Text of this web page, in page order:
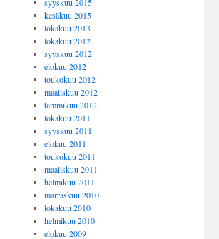
kesäkuu 2015
lokakuu 2013
lokakuu 2012
syyskuu 2012
elokuu 2012
toukokuu 2012
maaliskuu 2012
tammikuu 2012
lokakuu 2011
syyskuu 2011
elokuu 2011
toukokuu 2011
maaliskuu 2011
helmikuu 2011
marraskuu 2010
lokakuu 2010
helmikuu 2010
elokuu 2009